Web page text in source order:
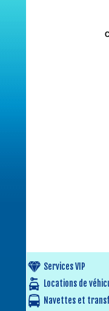
Services VIP
Locations de
Navettes et